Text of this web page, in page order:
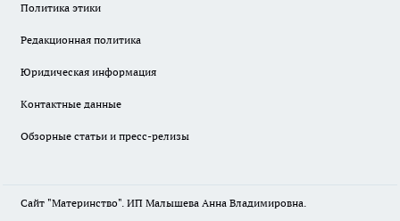
Политика этики
Редакционная политика
Юридическая информация
Контактные данные
Обзорные статьи и пресс-релизы
Сайт "Материнство". ИП Малышева Анна Владимировна.